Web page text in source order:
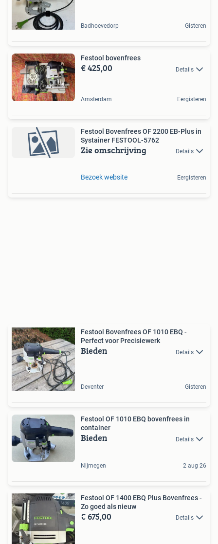
Badhoevedorp Gisteren
Festool bovenfrees
€ 425,00 Details
Amsterdam Eergisteren
Festool Bovenfrees OF 2200 EB-Plus in
Systainer FESTOOL-5762
Zie omschrijving Details
Bezoek website Eergisteren
Festool Bovenfrees OF 1010 EBQ -
Perfect voor Precisiewerk
Bieden Details
Deventer Gisteren
Festool OF 1010 EBQ bovenfrees in
container
Bieden Details
Nijmegen 2 aug 26
Festool OF 1400 EBQ Plus Bovenfrees -
Zo goed als nieuw
€ 675,00 Details